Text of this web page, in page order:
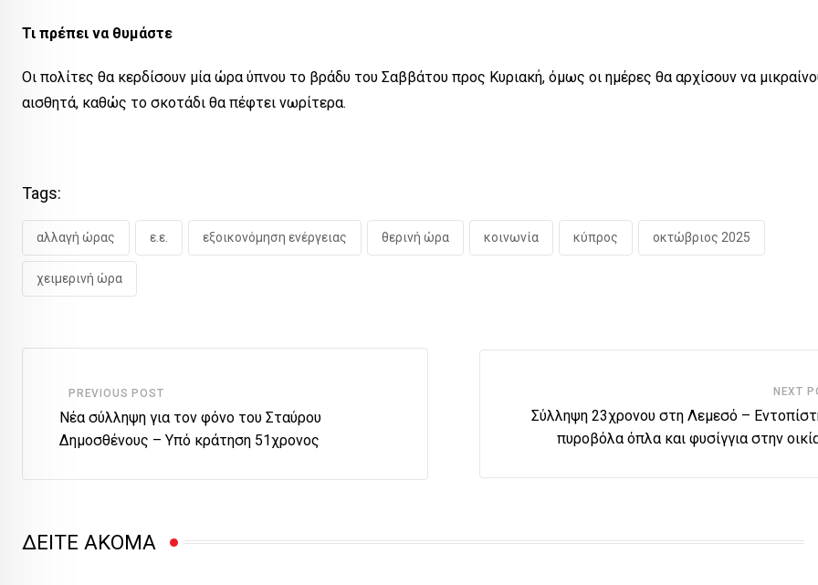
Τι πρέπει να θυμάστε
Οι πολίτες θα κερδίσουν μία ώρα ύπνου το βράδυ του Σαββάτου προς Κυριακή, όμως οι ημέρες θα αρχίσουν να
αισθητά, καθώς το σκοτάδι θα πέφτει νωρίτερα.
Tags:
αλλαγή ώρας ε.ε. εξοικονόμηση ενέργειας θερινή ώρα κοινωνία κύπρος οκτώβριος 2025
χειμερινή ώρα
PREVIOUS POST
Νέα σύλληψη για τον φόνο του Σταύρου
Δημοσθένους – Υπό κράτηση 51χρονος
NEXT
Σύλληψη 23χρονου στη Λεμεσό –
πυροβόλα όπλα και φυσίγγια στην
ΔΕΙΤΕ ΑΚΟΜΑ